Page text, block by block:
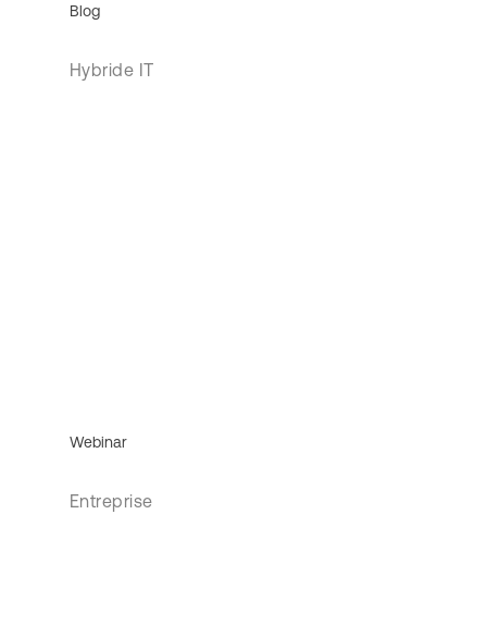
Blog
Hybride IT
Webinar
Entreprise